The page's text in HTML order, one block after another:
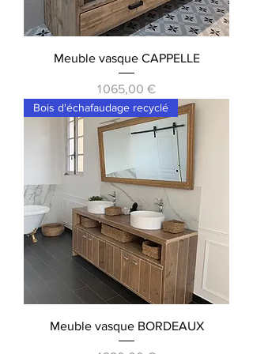
Meuble vasque CAPPELLE
Prix
1 065,00 €
Bois d'échafaudage recyclé
Meuble vasque BORDEAUX